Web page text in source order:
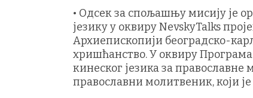
• Одсек за спољашњу мисију је
језику у оквиру NevskyTalks
Архиепископији београдско-
хришћанство. У оквиру
кинеског језика за
православни молитвеник, који